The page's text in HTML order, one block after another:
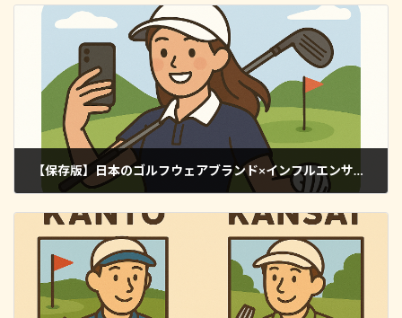
【保存版】日本のゴルフウェアブランド×インフルエンサー成功事例5選